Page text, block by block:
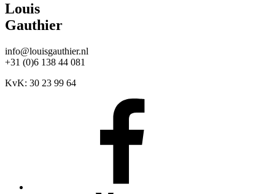
Louis
Gauthier
info@louisgauthier.nl
+31 (0)6 138 44 081
KvK: 30 23 99 64